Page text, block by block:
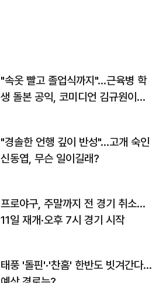
"속옷 빨고 졸업식까지"…근육병 학
생 돌본 공익, 코미디언 김규원이었
"경솔한 언행 깊이 반성"…고개 숙인
신동엽, 무슨 일이길래?
프로야구, 주말까지 전 경기 취소…
11일 재개·오후 7시 경기 시작
태풍 '돌핀'·'찬홈' 한반도 빗겨간다…